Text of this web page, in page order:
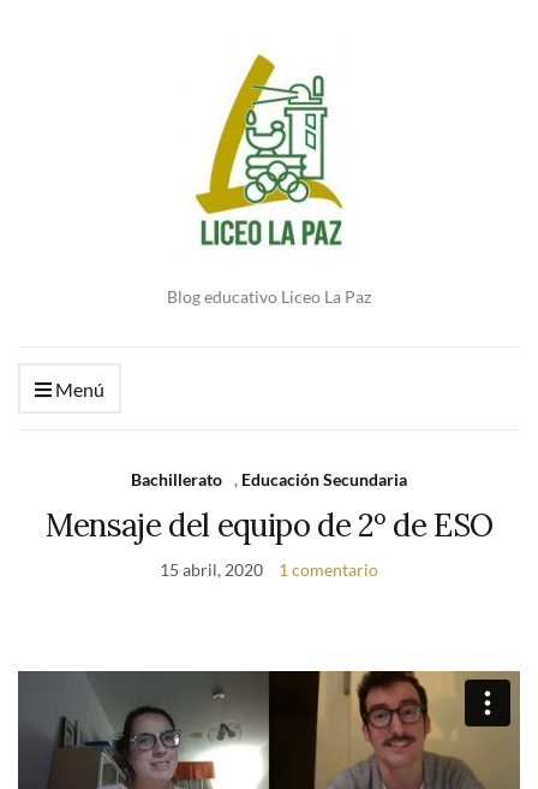
Blog educativo Liceo La Paz
Menú
Bachillerato , Educación Secundaria
Mensaje del equipo de 2º de ESO
15 abril, 2020 1 comentario